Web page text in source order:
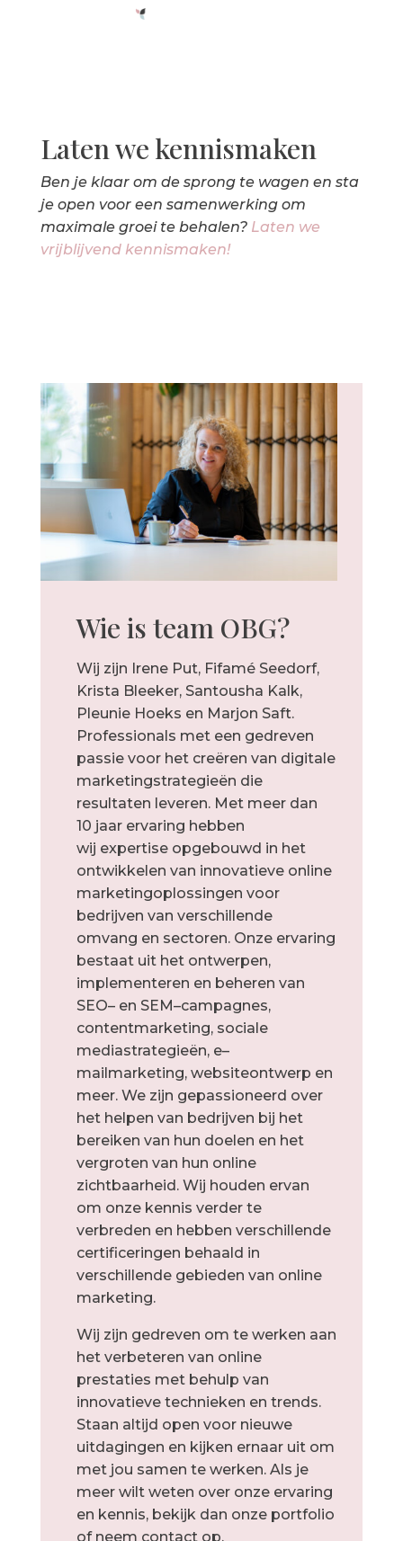
Laten we kennismaken
Ben je klaar om de sprong te wagen en sta
je open voor een samenwerking om
maximale groei te behalen? Laten we
vrijblijvend kennismaken!
Wie is team OBG?
Wij zijn Irene Put,Fifamé Seedorf,
Krista Bleeker, Santousha Kalk,
Pleunie Hoeks en Marjon Saft.
Professionals meteen ged reven
passievoorhetcreëren van digitale
marketingstrategieën die
resultaten leveren.Metmeerdan
10 jaar ervaring hebben
wij expertiseopgebouwd in het
ontwikkel en van innovatieveonline
marketingopl ossingen voor
bed rijven van verschill ende
omvang en sectoren.Onze ervaring
bestaatuithetontwerpen,
implementeren en beheren van
SEO–en SEM–campagnes,
contentmarketing,social e
mediastrategieën,e–
mail marketing,websiteontwerp en
meer.We zijn gepassioneerd over
hethelpen van bed rijven bij het
bereiken van hun doel en en het
vergroten van hun online
zichtbaarheid .Wij houden ervan
om onze kennis verderte
verbred en en hebben verschill ende
certificeringen behaald in
verschill endegebied en van online
marketing.
Wij zijn gedreven om te werken aan
het verbeteren van online
prestaties met behulp van
innovatieve technieken en trends.
Staan altijd open voor nieuwe
uitdagingen en kijken ernaar uit om
met jou samen te werken. Als je
meer wilt weten over onze ervaring
en kennis, bekijk dan onze portfolio
of neem contact op.